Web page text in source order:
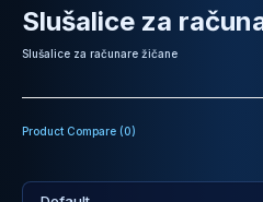
Slušalice za
Slušalice za računare žičane
Product Compare (0)